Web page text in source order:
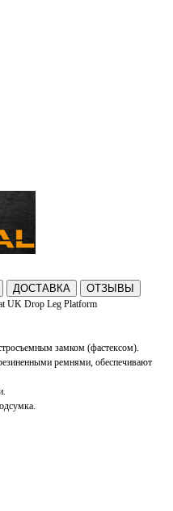
ДОСТАВКА ОТЗЫВЫ
UK Drop Leg Platform
замком (фастексом).
ремнями, обеспечивают